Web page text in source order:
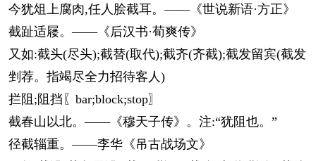
今犹俎上腐肉,任人脍截耳。——《世说新语·方正》
截趾适屦。——《后汉书·荀爽传》
又如:截头(尽头);截替(取代);截齐(齐截);截发留宾(截发
剉荐。指竭尽全力招待客人)
拦阻;阻挡〖bar;block;stop〗
截春山以北。——《穆天子传》。注:“犹阻也。”
径截辎重。——李华《吊古战场文》